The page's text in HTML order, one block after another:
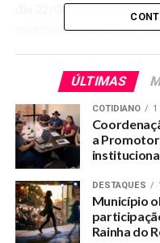
dia 22/06. Portal Quinari
assessoria de Branca
minutos, igual para todos
feita pelo Google Meet,
determinam o
candidato fala de sua
redação.
No caso da resposta pela
silêncio, o Portal Quinari
e apresentará suas 14
ÚLTIMAS
COTIDIANO 1
a
DESTAQUES
Município
Rainha do